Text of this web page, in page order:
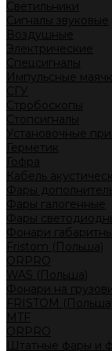
Светильники
Сигналы звуковые
Воздушные
Электрические
Спецсигналы
Импульсные
СГУ
Стробоскопы
Стопсигналы
Установочные
Герметик
Гофра
Кабель
Фары
Фары галогенные
Фары
Фонари
Fristom (Польша)
ORPRO
WAS (Польша)
Фонари на
FRISTOM
MTF
ORPRO
Штатные фары и